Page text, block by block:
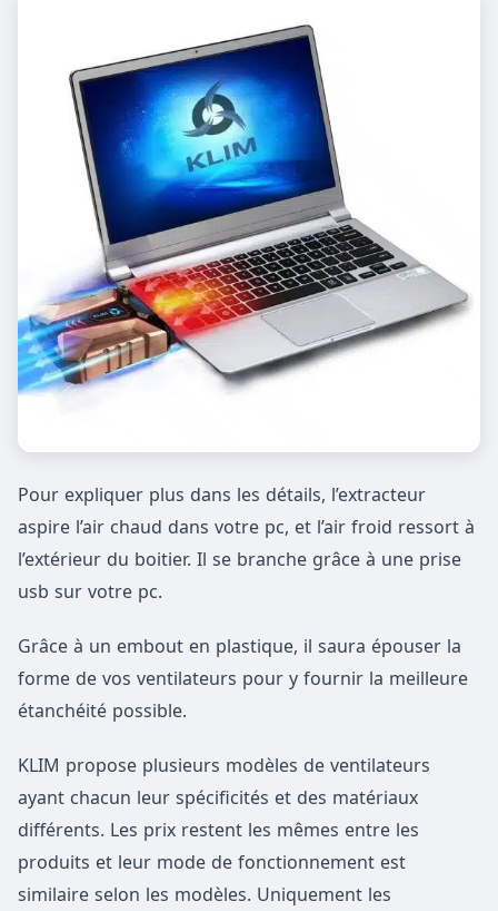
Pour expliquer plus dans les détails, l’extracteur
aspire l’air chaud dans votre pc, et l’air froid ressort à
l’extérieur du boitier. Il se branche grâce à une prise
usb sur votre pc.
Grâce à un embout en plastique, il saura épouser la
forme de vos ventilateurs pour y fournir la meilleure
étanchéité possible.
KLIM propose plusieurs modèles de ventilateurs
ayant chacun leur spécificités et des matériaux
différents. Les prix restent les mêmes entre les
produits et leur mode de fonctionnement est
similaire selon les modèles. Uniquement les